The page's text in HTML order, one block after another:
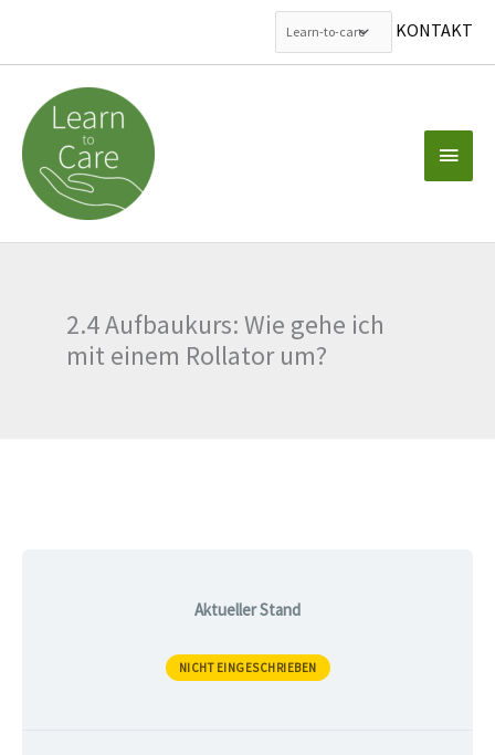
KONTAKT
Inhalt
springen
2.4 Aufbaukurs: Wie gehe ich
mit einem Rollator um?
Aktueller Stand
NICHT EINGESCHRIEBEN